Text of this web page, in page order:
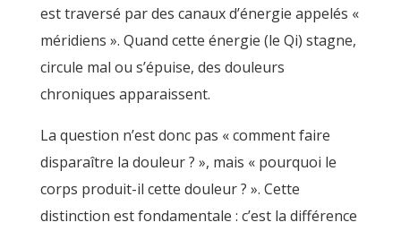
est traversé par des canaux d’énergie appelés «
méridiens ». Quand cette énergie (le Qi) stagne,
circule mal ou s’épuise, des douleurs
chroniques apparaissent.
La question n’est donc pas « comment faire
disparaître la douleur ? », mais « pourquoi le
corps produit-il cette douleur ? ». Cette
distinction est fondamentale : c’est la différence